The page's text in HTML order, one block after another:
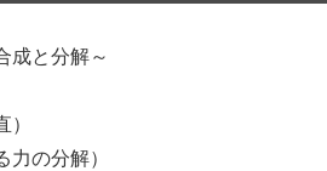
成と分解～
の分解）